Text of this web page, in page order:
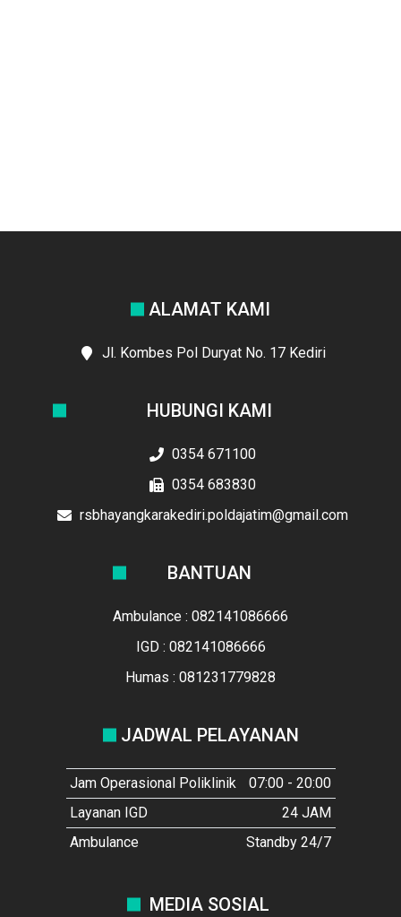
ALAMAT KAMI
Jl. Kombes Pol Duryat No. 17 Kediri
HUBUNGI KAMI
0354 671100
0354 683830
rsbhayangkarakediri.poldajatim@gmail.com
BANTUAN
Ambulance : 082141086666
IGD : 082141086666
Humas : 081231779828
JADWAL PELAYANAN
Jam Operasional Poliklinik
07:00 - 20:00
Layanan IGD
24 JAM
Ambulance
Standby 24/7
MEDIA SOSIAL